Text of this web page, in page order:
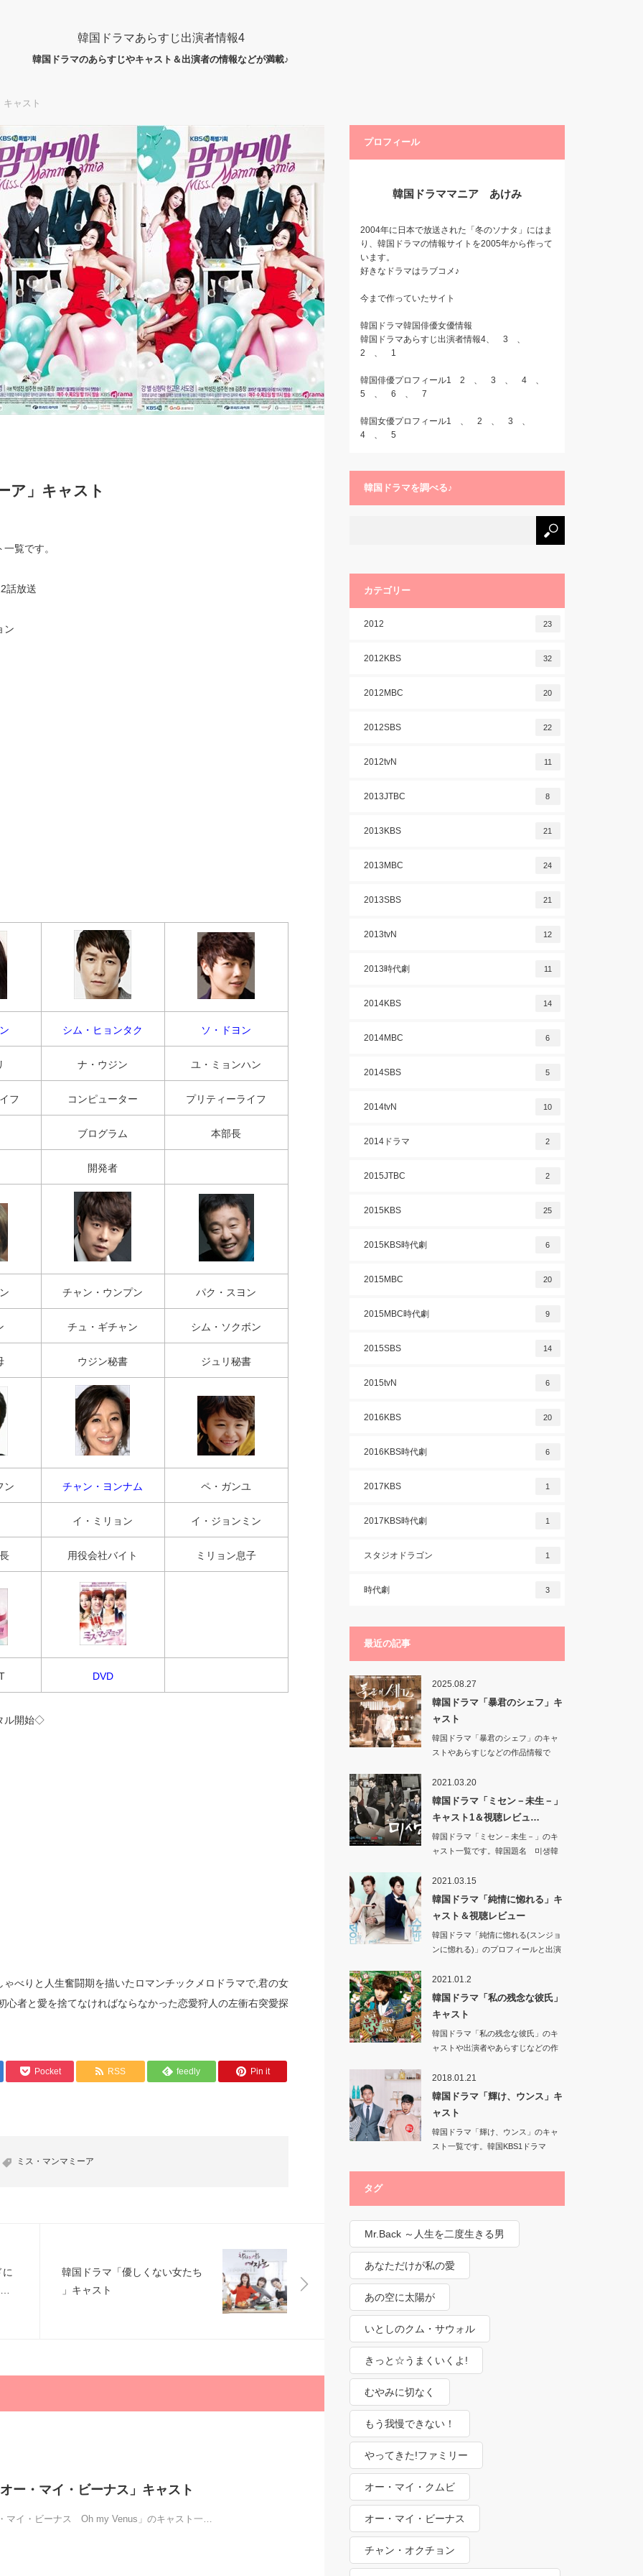
韓国ドラマあらすじ出演者情報4
韓国ドラマのあらすじやキャスト＆出演者の情報などが満載♪
ャスト
ア」キャスト
覧です。
話放送
ン
シム・ヒョンタク ソ・ドヨン
ナ・ウジン ユ・ミョンハン
フ コンピューター プリティーライフ
ブログラム 本部長
開発者
チャン・ウンプン パク・スヨン
チュ・ギチャン シム・ソクボン
ウジン秘書 ジュリ秘書
ン チャン・ヨンナム ペ・ガンユ
イ・ミリョン イ・ジョンミン
用役会社バイト ミリョン息子
DVD
ル開始◇
べりと人生奮闘期を描いたロマンチックメロドラマで,君の女
者と愛を捨てなければならなかった恋愛狩人の左衝右突愛探
Pocket RSS feedly Pin it
ミス・マンマミーア
韓国ドラマ「優しくない女たち
」キャスト
ー・マイ・ビーナス」キャスト
マイ・ビーナス Oh my Venus」のキャスト一…
プロフィール
韓国ドラママニア あけみ
2004年に日本で放送された「冬のソナタ」にはま
り、韓国ドラマの情報サイトを2005年から作って
います。
好きなドラマはラブコメ♪
今まで作っていたサイト
韓国ドラマ韓国俳優女優情報
韓国ドラマあらすじ出演者情報4、 3
、
2
、 1
韓国俳優プロフィール1 2 、 3 、 4
、
5
、 6 、 7
韓国女優プロフィール1 、 2 、 3
、
4
、 5
韓国ドラマを調べる♪
カテゴリー
2012 23
2012KBS 32
2012MBC 20
2012SBS 22
2012tvN 11
2013JTBC 8
2013KBS 21
2013MBC 24
2013SBS 21
2013tvN 12
2013時代劇 11
2014KBS 14
2014MBC 6
2014SBS 5
2014tvN 10
2014ドラマ 2
2015JTBC 2
2015KBS 25
2015KBS時代劇 6
2015MBC 20
2015MBC時代劇 9
2015SBS 14
2015tvN 6
2016KBS 20
2016KBS時代劇 6
2017KBS 1
2017KBS時代劇 1
スタジオドラゴン 1
時代劇 3
最近の記事
2025.08.27
韓国ドラマ「暴君のシェフ」キ
ャスト
韓国ドラマ「暴君のシェフ」のキャ
ストやあらすじなどの作品情報で
2021.03.20
韓国ドラマ「ミセン－未生－」
キャスト1＆視聴レビュ…
韓国ドラマ「ミセン－未生－」のキ
ャスト一覧です。韓国題名 미생韓
2021.03.15
韓国ドラマ「純情に惚れる」キ
ャスト＆視聴レビュー
韓国ドラマ「純情に惚れる(スンジョ
ンに惚れる)」のプロフィールと出演
2021.01.2
韓国ドラマ「私の残念な彼氏」
キャスト
韓国ドラマ「私の残念な彼氏」のキ
ャストや出演者やあらすじなどの作
2018.01.21
韓国ドラマ「輝け、ウンス」キ
ャスト
韓国ドラマ「輝け、ウンス」のキャ
スト一覧です。韓国KBS1ドラマ
タグ
Mr.Back ～人生を二度生きる男
あなただけが私の愛
あの空に太陽が
いとしのクム・サウォル
きっと☆うまくいくよ!
むやみに切なく
もう我慢できない！
やってきた!ファミリー
オー・マイ・クムビ
オー・マイ・ビーナス
チャン・オクチョン